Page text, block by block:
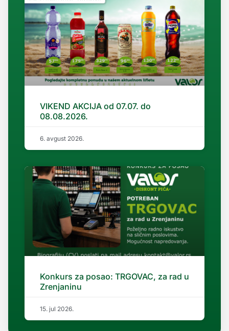
VIKEND AKCIJA od 07.07. do
08.08.2026.
6. avgust 2026.
Konkurs za posao: TRGOVAC, za rad u
Zrenjaninu
15. jul 2026.